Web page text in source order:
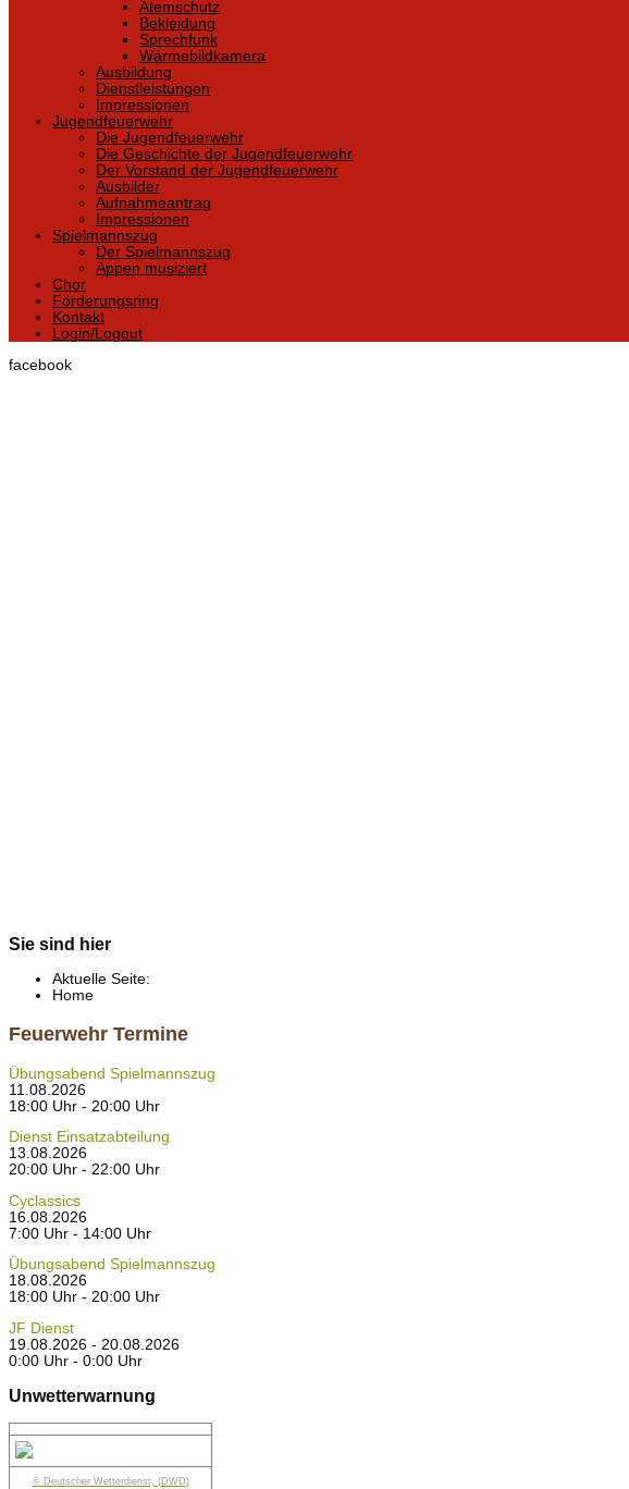
Atemschutz
Bekleidung
Sprechfunk
Wärmebildkamera
Ausbildung
Dienstleistungen
Impressionen
Jugendfeuerwehr
Die Jugendfeuerwehr
Die Geschichte der Jugendfeuerwehr
Der Vorstand der Jugendfeuerwehr
Ausbilder
Aufnahmeantrag
Impressionen
Spielmannszug
Der Spielmannszug
Appen musiziert
Chor
Förderungsring
Kontakt
Login/Logout
facebook
Sie sind hier
Aktuelle Seite:
Home
Feuerwehr Termine
Übungsabend Spielmannszug
11.08.2026
18:00 Uhr - 20:00 Uhr
Dienst Einsatzabteilung
13.08.2026
20:00 Uhr - 22:00 Uhr
Cyclassics
16.08.2026
7:00 Uhr - 14:00 Uhr
Übungsabend Spielmannszug
18.08.2026
18:00 Uhr - 20:00 Uhr
JF Dienst
19.08.2026 - 20.08.2026
0:00 Uhr - 0:00 Uhr
Unwetterwarnung
© Deutscher Wetterdienst, (DWD)